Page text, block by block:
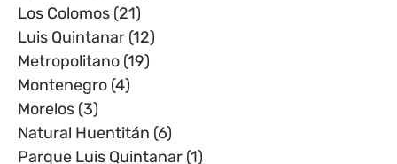
Los Colomos (21)
Luis Quintanar (12)
Metropolitano (19)
Montenegro (4)
Morelos (3)
Natural Huentitán (6)
Parque Luis Quintanar (1)